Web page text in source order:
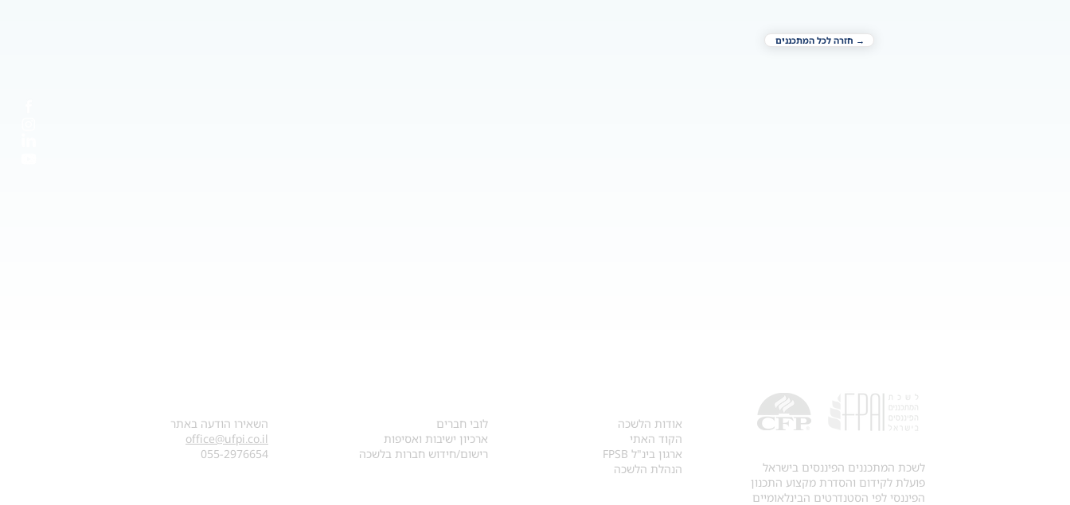
→ חזרה לכל המתכננים
לשכת המתכננים הפיננסים בישראל
פועלת לקידום והסדרת מקצוע התכנון
הפיננסי לפי הסטנדרטים הבינלאומיים
​אודות הלשכה
הקוד האתי
ארגון בינ"ל FPSB
הנהלת הלשכה
לובי חברים
ארכיון ישיבות ואסיפות
רישום/חידוש חברות בלשכה
השאירו הודעה באתר
office@ufpi.co.il
​055-2976654